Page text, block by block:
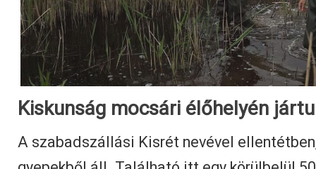
Kiskunság mocsári élőhelyén
A szabadszállási Kisrét nevével